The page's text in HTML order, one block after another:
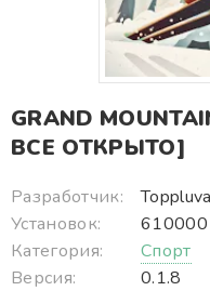
GRAND
ВСЕ ОТКРЫТО]
Разработчик:
Установок:
610000
Категория:
Спорт
Версия:
0.1.8